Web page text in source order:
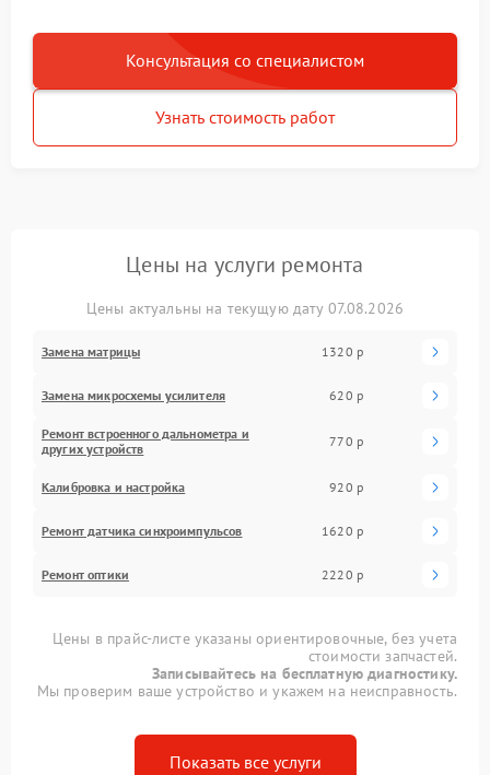
Консультация со специалистом
Узнать стоимость работ
Цены на услуги ремонта
Цены актуальны на текущую дату 07.08.2026
Замена матрицы 1320 р
Замена микросхемы усилителя 620 р
Ремонт встроенного дальнометра и
других устройств
770 р
Калибровка и настройка 920 р
Ремонт датчика синхроимпульсов 1620 р
Ремонт оптики 2220 р
Цены в прайс-листе указаны ориентировочные, без учета
стоимости запчастей.
Записывайтесь на бесплатную диагностику.
Мы проверим ваше устройство и укажем на неисправность.
Показать все услуги